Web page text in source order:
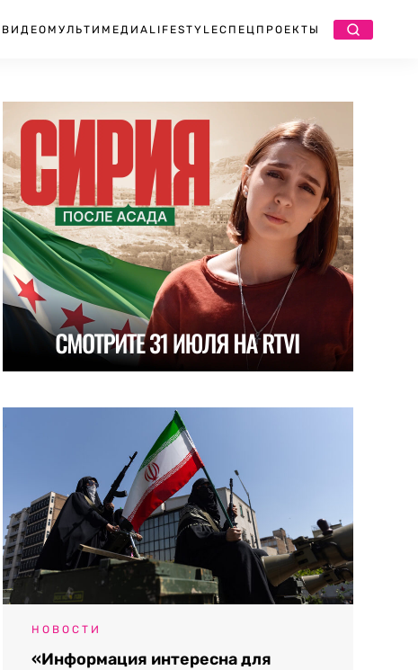
ВИДЕО МУЛЬТИМЕДИА LIFESTYLEСПЕЦПРОЕКТЫ
НОВОСТИ
«Информация интересна для